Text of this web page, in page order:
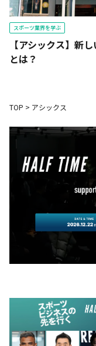
スポーツ業界を学ぶ
【アシックス】新
とは？
TOP > アシックス